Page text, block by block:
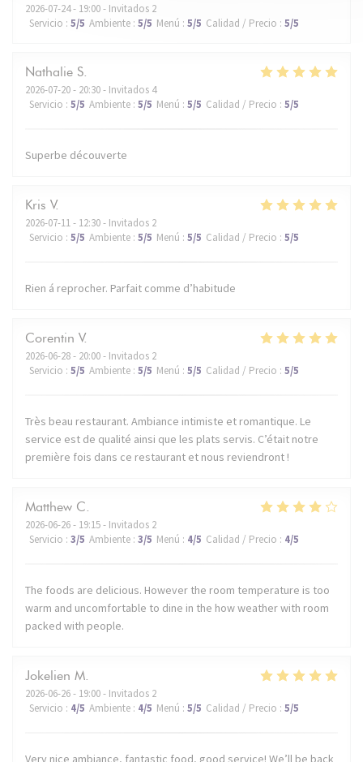
2026-07-24- 19:00 - Invitados 2
Servicio : 5/5 Ambiente : 5/5 Menú : 5/5 Calidad / Precio : 5/5
Nathalie S
2026-07-20- 20:30 - Invitados 4
Servicio : 5/5 Ambiente : 5/5 Menú : 5/5 Calidad / Precio : 5/5
Superbe découverte
Kris V
2026-07-11- 12:30 - Invitados 2
Servicio : 5/5 Ambiente : 5/5 Menú : 5/5 Calidad / Precio : 5/5
Rien á reprocher. Parfait comme d’habitude
Corentin V
2026-06-28- 20:00 - Invitados 2
Servicio : 5/5 Ambiente : 5/5 Menú : 5/5 Calidad / Precio : 5/5
Très beau restaurant. Ambiance intimiste et romantique. Le
service est de qualité ainsi que les plats servis. C’était notre
première fois dans ce restaurant et nous reviendront !
Matthew C
2026-06-26- 19:15 - Invitados 2
Servicio : 3/5 Ambiente : 3/5 Menú : 4/5 Calidad / Precio : 4/5
The foods are delicious. However the room temperature is too
warm and uncomfortable to dine in the how weather with room
packed with people.
Jokelien M
2026-06-26- 19:00 - Invitados 2
Servicio : 4/5 Ambiente : 4/5 Menú : 5/5 Calidad / Precio : 5/5
Very nice ambiance, fantastic food, good service! We’ll be back